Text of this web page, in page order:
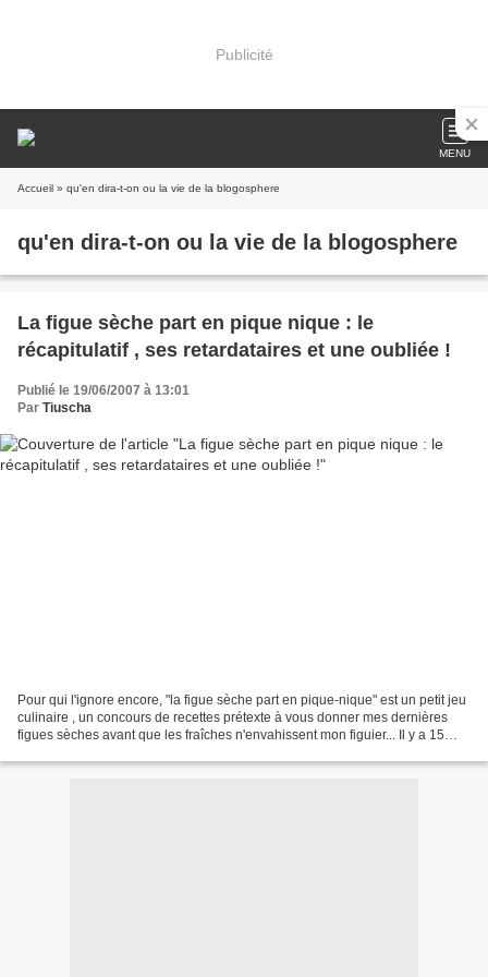
Publicité
MENU
Accueil » qu'en dira-t-on ou la vie de la blogosphere
qu'en dira-t-on ou la vie de la blogosphere
La figue sèche part en pique nique : le
récapitulatif , ses retardataires et une oubliée !
Publié le 19/06/2007 à 13:01
Par Tiuscha
Pour qui l'ignore encore, "la figue sèche part en pique-nique" est un petit jeu
culinaire , un concours de recettes prétexte à vous donner mes dernières
figues sèches avant que les fraîches n'envahissent mon figuier... Il y a 15